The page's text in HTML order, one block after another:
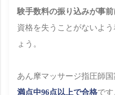
験手数料の振り込みが事
資格を失うことがないよ
ょう。
あん摩マッサージ指圧師
満点中96点以上で合格で